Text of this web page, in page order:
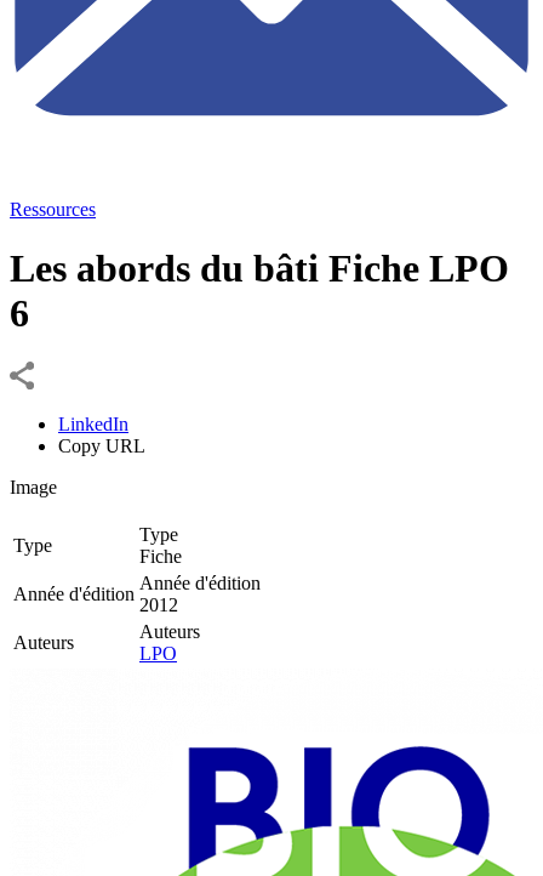
Ressources
Les abords du bâti Fiche LPO
6
LinkedIn
Copy URL
Image
Type
Type
Fiche
Année d'édition
Année d'édition
2012
Auteurs
Auteurs
LPO